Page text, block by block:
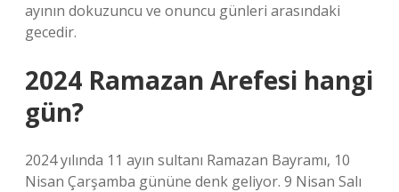
ayının dokuzuncu ve onuncu günleri arasındaki
gecedir.
2024 Ramazan Arefesi hangi
gün?
2024 yılında 11 ayın sultanı Ramazan Bayramı, 10
Nisan Çarşamba gününe denk geliyor. 9 Nisan Salı